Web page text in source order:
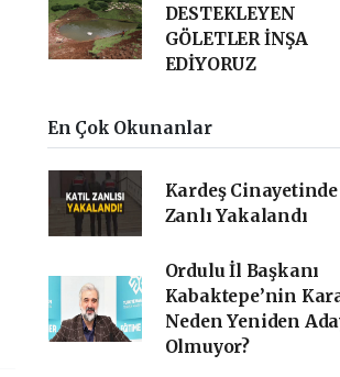
DESTEKLEYEN
GÖLETLER İNŞA
EDİYORUZ
En Çok Okunanlar
Kardeş Cinayetinde
Zanlı Yakalandı
Ordulu İl Başkanı
Kabaktepe’nin
Neden Yeniden
Olmuyor?